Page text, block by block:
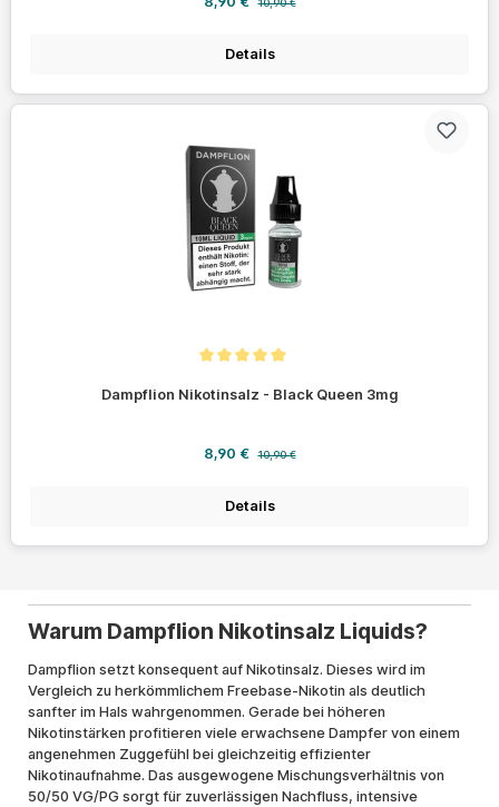
10,90 €
Details
Dampflion Nikotinsalz - Black Queen 3mg
Verkaufspreis:
8,90 € 10,90 €
Details
Warum Dampflion Nikotinsalz Liquids?
Dampflion setzt konsequent auf Nikotinsalz. Dieses wird im
Vergleich zu herkömmlichem Freebase-Nikotin als deutlich
sanfter im Hals wahrgenommen. Gerade bei höheren
Nikotinstärken profitieren viele erwachsene Dampfer von einem
angenehmen Zuggefühl bei gleichzeitig effizienter
Nikotinaufnahme. Das ausgewogene Mischungsverhältnis von
50/50 VG/PG sorgt für zuverlässigen Nachfluss, intensive